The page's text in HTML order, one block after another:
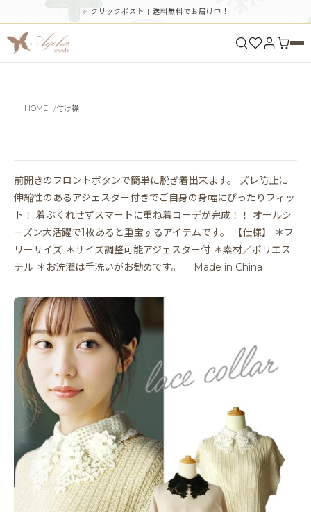
✨ クリックポスト | 送料無料でお届け中！
HOME 付け襟
前開きのフロントボタンで簡単に脱ぎ着出来ます。 ズレ防止に
伸縮性のあるアジェスター付きでご自身の身幅にぴったりフィッ
ト！ 着ぶくれせずスマートに重ね着コーデが完成！！ オールシ
ーズン大活躍で1枚あると重宝するアイテムです。 【仕様】 ＊フ
リーサイズ ＊サイズ調整可能アジェスター付 ＊素材／ポリエス
テル ＊お洗濯は手洗いがお勧めです。 Made in China